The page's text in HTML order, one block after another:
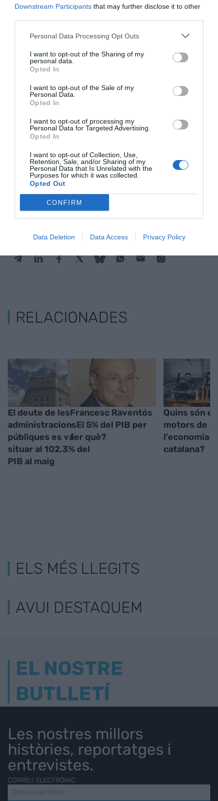
Downstream Participants that may further disclose it to other
Personal Data Processing Opt Outs
I want to opt-out of the Sharing of my
personal data.
Opted In
I want to opt-out of the Sale of my
Personal Data.
Opted In
I want to opt-out of processing my
Personal Data for Targeted Advertising.
Opted In
I want to opt-out of Collection, Use,
Retention, Sale, and/or Sharing of my
Personal Data that Is Unrelated with the
Purposes for which it was collected.
Opted Out
CONFIRM
Data Deletion Data Access Privacy Policy
cinquè esrar amb el
deute més elevat de
l'eurozona
A diferència del dèficit, on Espanya se situa per
sobrepassa la mitjana. Segons l'Eurostat, els
països que utilitzen la moneda única van tancar el
primer trimestre del 2025 amb un deute del 88%
del PIB, 15,5 punts per sota la xifra registrada a
AfegirVIA Empresa
Google de forma gratuïta
Estigues informat amb les últimes notícies d'actualitat
RELACIONADES
El deute de les
administracions
públiques es va
situar al 102,3% del
PIB al maig
Francesc Raventós
- El 5% del PIB per
fer què?
Quins són
motors de
l'economia
catalana?
ELS MÉS LLEGITS
AVUI DESTAQUEM
EL NOSTRE
BUTLLETÍ
Les nostres millors
històries, reportatges i
entrevistes.
CORREU ELECTRÒNIC